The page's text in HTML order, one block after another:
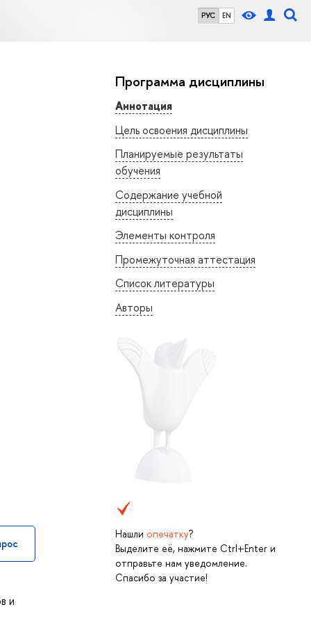
РУС EN
Программа дисциплины
Аннотация
Цель освоения дисциплины
Планируемые результаты
обучения
Содержание учебной
дисциплины
Элементы контроля
Промежуточная аттестация
Список литературы
Авторы
Нашли опечатку?
Выделите её, нажмите Ctrl+Enter и
отправьте нам уведомление.
Спасибо за участие!
и